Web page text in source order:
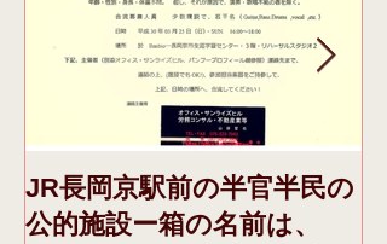
JR長岡京駅前の半官半民の
公的施設ー箱の名前は、